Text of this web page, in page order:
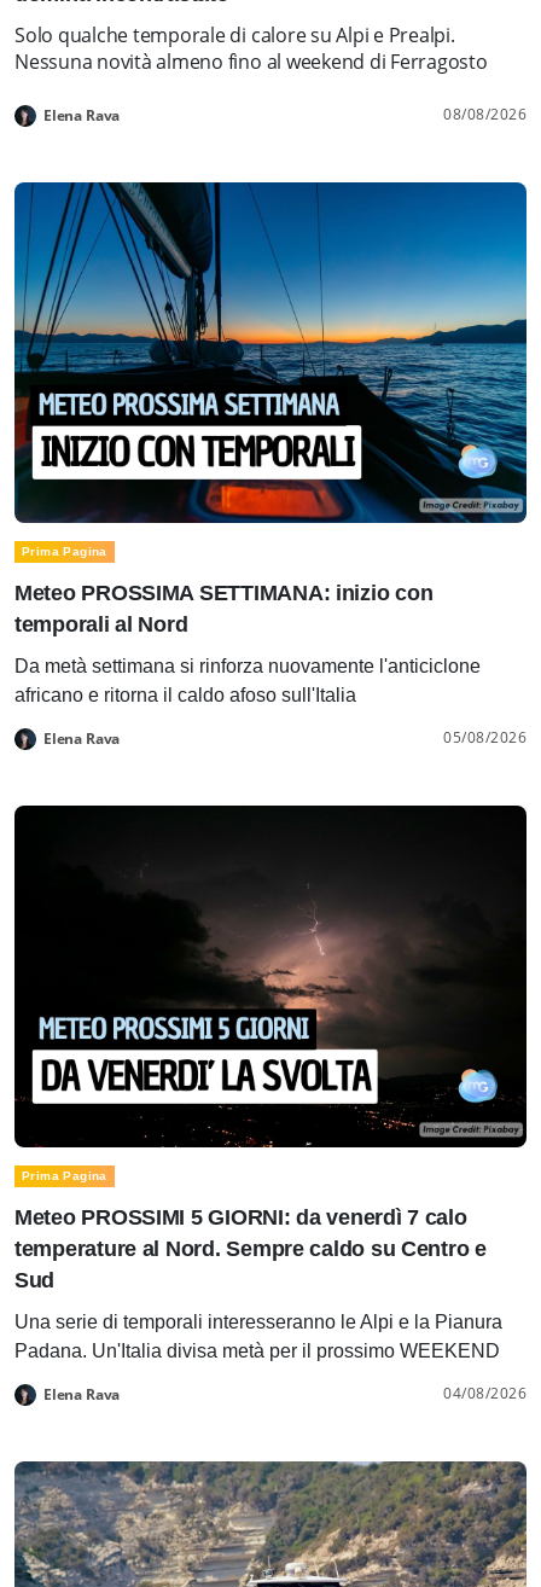
Solo qualche temporale di calore su Alpi e Prealpi.
Nessuna novità almeno fino al weekend di Ferragosto
Elena Rava 08/08/2026
Prima Pagina
Meteo PROSSIMA SETTIMANA: inizio con
temporali al Nord
Da metà settimana si rinforza nuovamente l'anticiclone
africano e ritorna il caldo afoso sull'Italia
Elena Rava 05/08/2026
Prima Pagina
Meteo PROSSIMI 5 GIORNI: da venerdì 7 calo
temperature al Nord. Sempre caldo su Centro e
Sud
Una serie di temporali interesseranno le Alpi e la Pianura
Padana. Un'Italia divisa metà per il prossimo WEEKEND
Elena Rava 04/08/2026